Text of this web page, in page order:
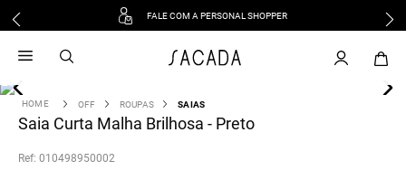
FALE COM A PERSONAL SHOPPER
OFF ROUPAS SAIAS
Saia Curta Malha Brilhosa - Preto
: 010498950002
vestido
3º
º tricot